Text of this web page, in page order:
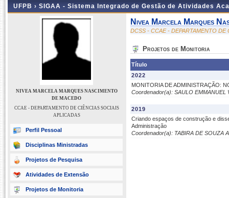
UFPB › SIGAA - Sistema Integrado de Gestão de Atividades
NIVEA MARCELA MARQUES NASCIMENTO
DE MACEDO
CCAE - DEPARTAMENTO DE CIÊNCIAS SOCIAIS
APLICADAS
Perfil Pessoal
Disciplinas Ministradas
Projetos de Pesquisa
Atividades de Extensão
Projetos de Monitoria
Nivea Marcela Marques
DCSS - CCAE - DEPARTAMENTO DE
Projetos de Monitoria
Título
2022
MONITORIA DE ADMINISTRAÇÃO:
Coordenador(a): SAULO EMMANUEL
2019
Criando espaços de construção e
Administração
Coordenador(a): TABIRA DE SOUZA